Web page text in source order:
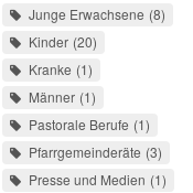
Junge Erwachsene 8
Kinder 20
Kranke 1
Männer 1
Pastorale Berufe 1
Pfarrgemeinderäte 3
Presse und Medien 1